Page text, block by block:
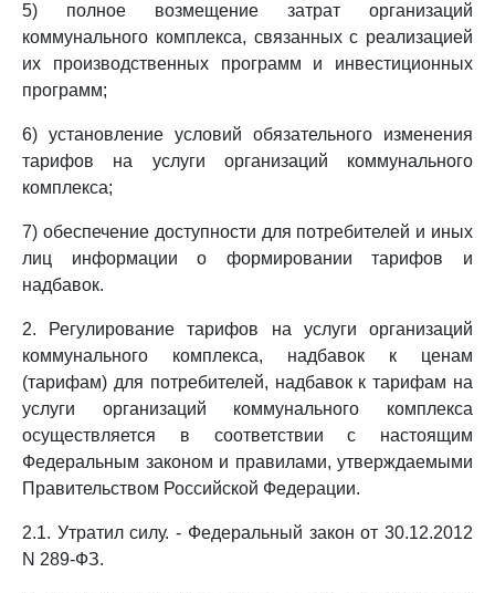
5) полное возмещение затрат организаций
коммунального комплекса, связанных с реализацией
их производственных программ и инвестиционных
программ;
6) установление условий обязательного изменения
тарифов на услуги организаций коммунального
комплекса;
7) обеспечение доступности для потребителей и иных
лиц информации о формировании тарифов и
надбавок.
2. Регулирование тарифов на услуги организаций
коммунального комплекса, надбавок к ценам
(тарифам) для потребителей, надбавок к тарифам на
услуги организаций коммунального комплекса
осуществляется в соответствии с настоящим
Федеральным законом и правилами, утверждаемыми
Правительством Российской Федерации.
2.1. Утратил силу. - Федеральный закон от 30.12.2012
N 289-ФЗ.